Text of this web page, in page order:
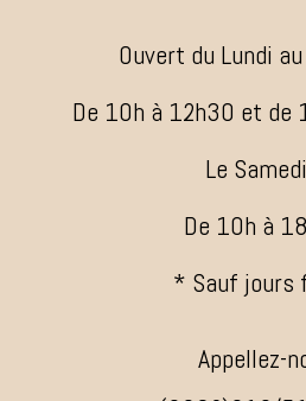
Ouvert du Lundi
De 10h à 12h30 et de
Le
De 10h à
* Sauf jours
Appellez-